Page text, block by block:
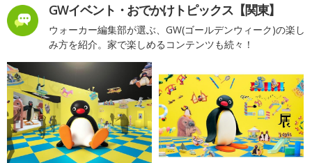
GWイベント・おでかけトピックス【関東】
ウォーカー編集部が選ぶ、GW(ゴールデンウィーク)の楽し
み方を紹介。家で楽しめるコンテンツも続々！